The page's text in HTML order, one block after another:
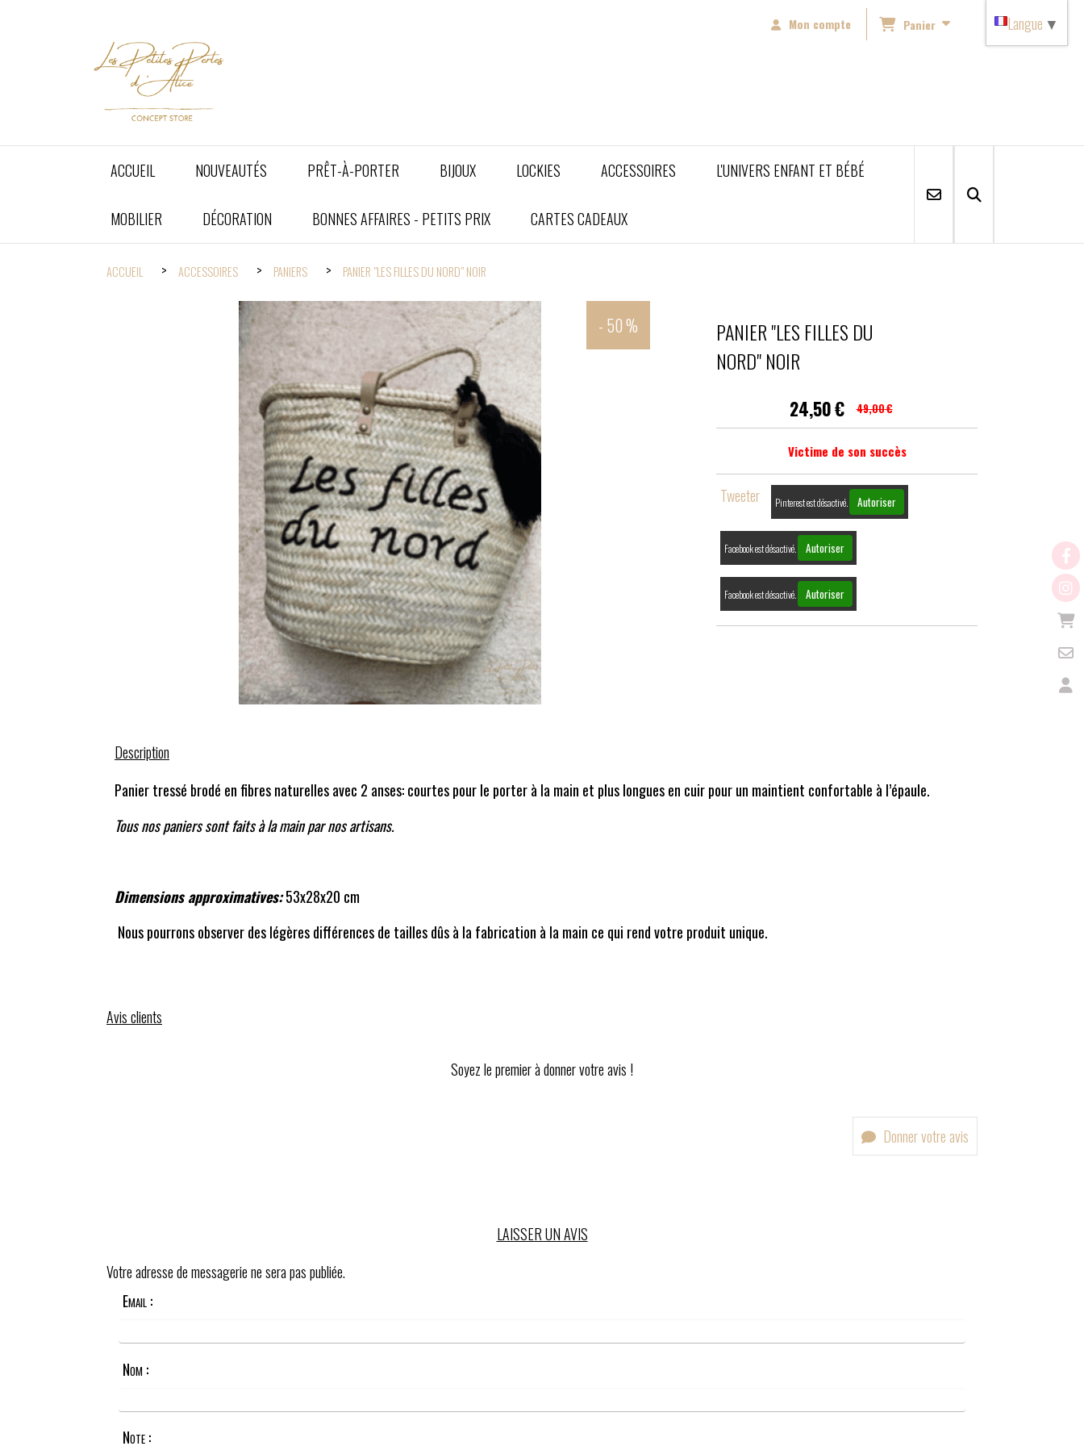
Mon compte Panier
ACCUEIL NOUVEAUTÉS PRÊT-À-PORTER BIJOUX LOCKIES ACCESSOIRES L'UNIVERS ENFANT ET BÉBÉ
MOBILIER DÉCORATION BONNES AFFAIRES - PETITS PRIX CARTES CADEAUX
ACCUEIL ACCESSOIRES PANIERS PANIER "LES FILLES DU NORD" NOIR
- 50 %
PANIER "LES FILLES DU
NORD" NOIR
24,50€ 49,00€
Victime de son succès
Tweeter Pinterest est désactivé. Autoriser
Facebook est désactivé. Autoriser
Facebook est désactivé. Autoriser
Description
Panier tressé brodé en fibres naturelles avec 2 anses: courtes pour le porter à la main et plus longues en cuir pour un maintient confortable à l’épaule.
Tous nos paniers sont faits à la main par nos artisans.
Dimensions approximatives:53x28x20 cm
Nous pourrons observer des légères différences de tailles dûs à la fabrication à la main ce qui rend votre produit unique.
Avis clients
Soyez le premier à donner votre avis !
Donner votre avis
LAISSER UN AVIS
Votre adresse de messagerie ne sera pas publiée.
Email :
Nom :
Note :
Langue ▼